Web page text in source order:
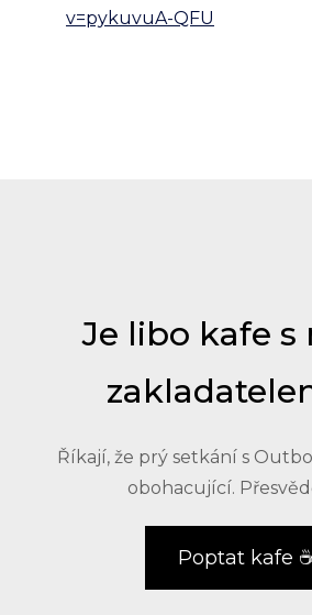
v=pykuvuA-QFU
Je libo kafe s
Říkají, že prý setkání s
obohacující.
Poptat kafe